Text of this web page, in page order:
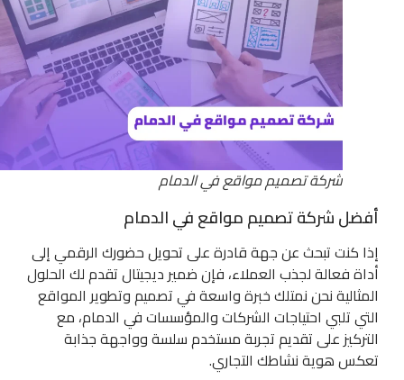
شركة تصميم مواقع في الدمام
أفضل شركة تصميم مواقع في الدمام
إذا كنت تبحث عن جهة قادرة على تحويل حضورك الرقمي إلى
أداة فعالة لجذب العملاء، فإن ضمير ديجيتال تقدم لك الحلول
المثالية نحن نمتلك خبرة واسعة في تصميم وتطوير المواقع
التي تلبي احتياجات الشركات والمؤسسات في الدمام، مع
التركيز على تقديم تجربة مستخدم سلسة وواجهة جذابة
تعكس هوية نشاطك التجاري.